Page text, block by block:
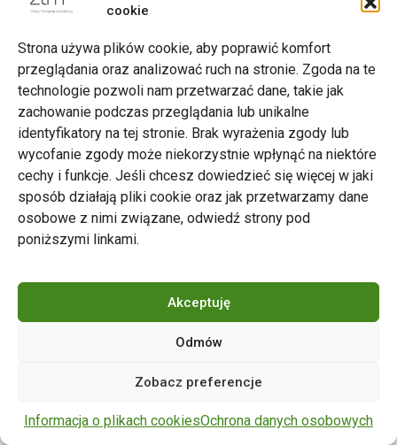
cookie
Strona używa plików cookie, aby poprawić komfort
przeglądania oraz analizować ruch na stronie. Zgoda na te
technologie pozwoli nam przetwarzać dane, takie jak
zachowanie podczas przeglądania lub unikalne
identyfikatory na tej stronie. Brak wyrażenia zgody lub
wycofanie zgody może niekorzystnie wpłynąć na niektóre
cechy i funkcje. Jeśli chcesz dowiedzieć się więcej w jaki
sposób działają pliki cookie oraz jak przetwarzamy dane
osobowe z nimi związane, odwiedź strony pod
poniższymi linkami.
Akceptuję
Odmów
Zobacz preferencje
Informacja o plikach cookiesOchrona danych osobowych
Zarząd Transportu Miejskiego w Poznaniu
Napisz do nas
tel. 61 646 33 44
ul. Matejki 59, 60-770 Poznań
zastrzeżone.